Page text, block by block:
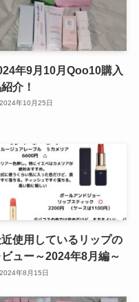
年9月10月Qoo10購入
介！
2024年10月25日
使用しているリップの
ビュー～2024年8月編～
2024年8月15日